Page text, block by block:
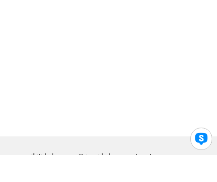
accesibilidad Privacidad Legal